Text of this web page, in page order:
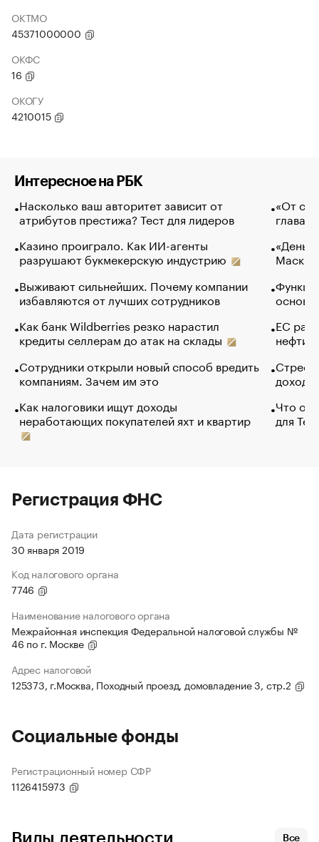
ОКТМО
45371000000
ОКФС
16
ОКОГУ
4210015
Интересное на РБК
Насколько ваш авторитет зависит от
атрибутов престижа? Тест для лидеров
Казино проиграло. Как ИИ-агенты
разрушают букмекерскую индустрию
Выживают сильнейших. Почему компании
избавляются от лучших сотрудников
Как банк Wildberries резко нарастил
кредиты селлерам до атак на склады
Сотрудники открыли новый способ вредить
компаниям. Зачем им это
Как налоговики ищут доходы
неработающих покупателей яхт и квартир
«От
глава
Маск в
основ
ЕС
нефти
Что
для
Регистрация ФНС
Дата регистрации
30 января 2019
Код налогового органа
7746
Наименование налогового органа
Межрайонная инспекция Федеральной налоговой службы №
46 по г. Москве
Адрес налоговой
125373, г.Москва, Походный проезд, домовладение 3, стр.2
Социальные фонды
Регистрационный номер СФР
1126415973
Все